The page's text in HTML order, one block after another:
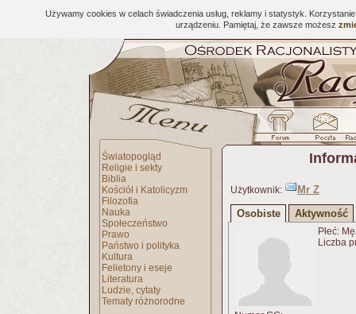
Używamy cookies w celach świadczenia usług, reklamy i statystyk.
urządzeniu. Pamiętaj, że zawsze możesz
Światopogląd
Religie i sekty
Biblia
Kościół i Katolicyzm
Filozofia
Nauka
Społeczeństwo
Prawo
Państwo i polityka
Kultura
Felietony i eseje
Literatura
Ludzie, cytaty
Tematy różnorodne
Użytkownik:
Mr Z
Osobiste
Aktywność
Płeć:
Liczba